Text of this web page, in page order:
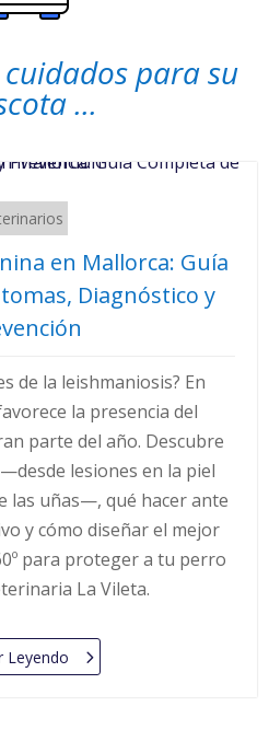
para su
...
en Mallorca: Guía
Diagnóstico y
de la leishmaniosis? En
la presencia del
parte del año. Descubre
lesiones en la piel
las uñas—, qué hacer ante
y cómo diseñar el mejor
para proteger a tu perro
La Vileta.
Leyendo